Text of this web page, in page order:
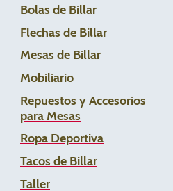
Bolas de Billar
Flechas de Billar
Mesas de Billar
Mobiliario
Repuestos y Accesorios
para Mesas
Ropa Deportiva
Tacos de Billar
Taller